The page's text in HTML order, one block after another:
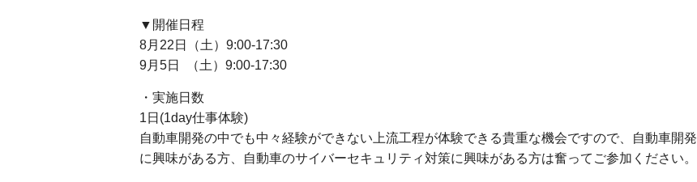
▼開催日程
8月22日（土）9:00-17:30
9月5日 （土）9:00-17:30
・実施日数
1日(1day仕事体験)
自動車開発の中でも中々経験ができない上流工程が体験できる貴重な機会ですので、自動車開発
に興味がある方、自動車のサイバーセキュリティ対策に興味がある方は奮ってご参加ください。